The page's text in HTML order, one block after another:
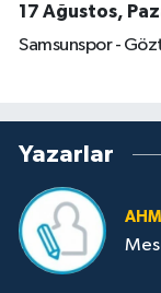
17 Ağustos,
Samsunspor -
Yazarlar